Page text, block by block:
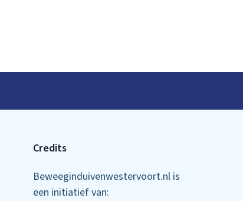
Credits
Beweeginduivenwestervoort.nl is
een initiatief van: